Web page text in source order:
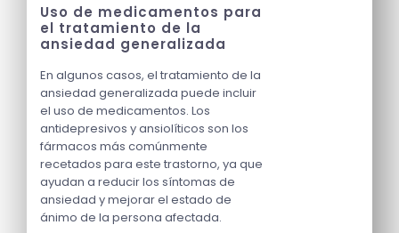
Uso de medicamentos para
el tratamiento de la
ansiedad generalizada
En algunos casos, el tratamiento de la
ansiedad generalizada puede incluir
el uso de medicamentos. Los
antidepresivos y ansiolíticos son los
fármacos más comúnmente
recetados para este trastorno, ya que
ayudan a reducir los síntomas de
ansiedad y mejorar el estado de
ánimo de la persona afectada.